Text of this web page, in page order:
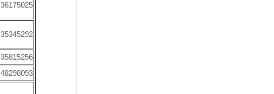
36175025
35345292
35815256
48298093